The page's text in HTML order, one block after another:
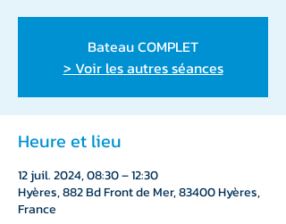
Bateau COMPLET
> Voir les autres séances
Heure et lieu
12 juil. 2024, 08:30 – 12:30
Hyères, 882 Bd Front de Mer, 83400 Hyères,
France